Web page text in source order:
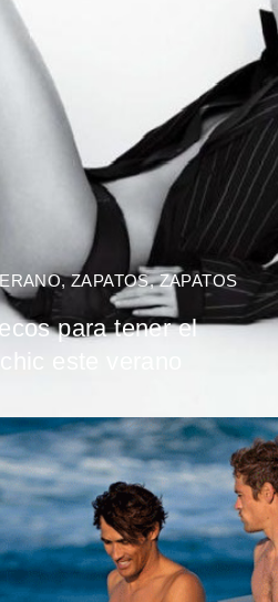
,ZAPATOS,ZAPATOS
para tener el
este verano